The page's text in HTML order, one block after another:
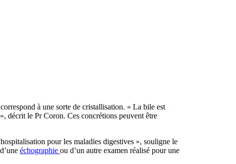
à une sorte de cristallisation. « La bile est
décrit le Pr Coron. Ces concrétions peuvent être
pour les maladies digestives », souligne le
échographie ou d’un autre examen réalisé pour une